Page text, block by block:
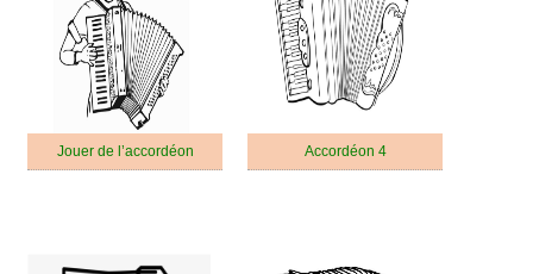
Jouer de l’accordéon Accordéon 4